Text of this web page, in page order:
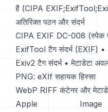
है (CIPA EXIF;ExifTool;
अतिरिक्त पठन और संदर्भ
CIPA EXIF DC-008 (स्पेक
ExifTool टैग संदर्भ (EXIF) •
Exiv2 टैग संदर्भ• मेटाडेटा
PNG: eXIf सहायक हिस्सा
WebP RIFF कंटेनर और
Apple